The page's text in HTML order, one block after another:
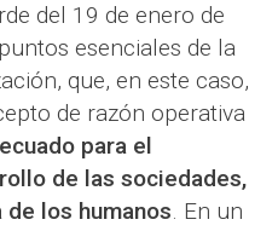
del 19 de enero de
esenciales de la
que, en este caso,
de razón operativa
para el
de las sociedades,
los humanos. En un